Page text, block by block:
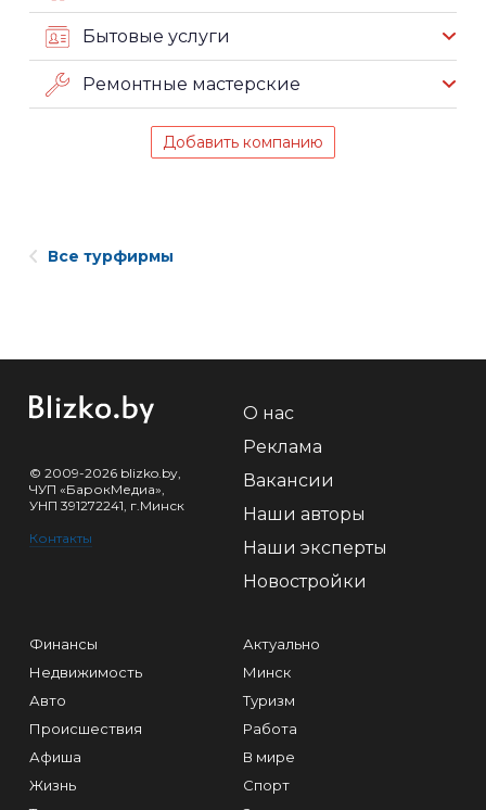
Бытовые услуги
Ремонтные мастерские
Добавить компанию
Все турфирмы
© 2009-2026 blizko.by,
ЧУП «БарокМедиа»,
УНП 391272241, г.Минск
Контакты
О нас
Реклама
Вакансии
Наши авторы
Наши эксперты
Новостройки
Финансы
Недвижимость
Авто
Происшествия
Афиша
Жизнь
Актуально
Минск
Туризм
Работа
В мире
Спорт